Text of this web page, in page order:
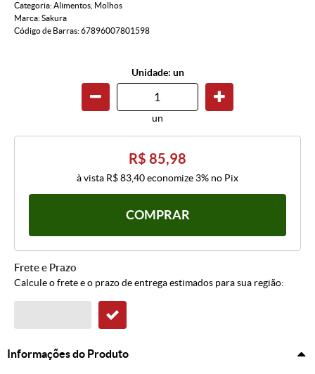
Categoria:Alimentos Molhos
Marca:Sakura
Código de Barras:67896007801598
Unidade: un
un
R$ 85,98
à vista R$ 83,40economize 3% no Pix
COMPRAR
Frete e Prazo
Calcule o frete e o prazo de entrega estimados para sua região:
Informações do Produto